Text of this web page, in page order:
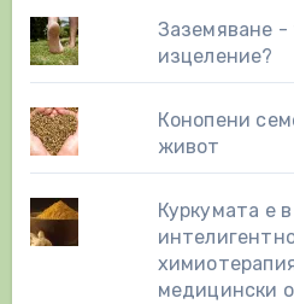
Заземяване -
изцеление?
Конопени
живот
Куркумата е
медицински